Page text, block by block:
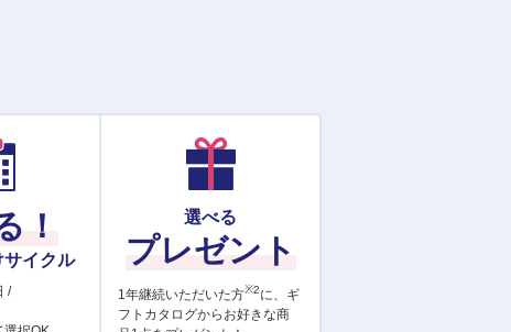
！
サイクル
/
選べる
プレゼント
1年継続いただいた方※2に、ギ
フトカタログからお好きな商